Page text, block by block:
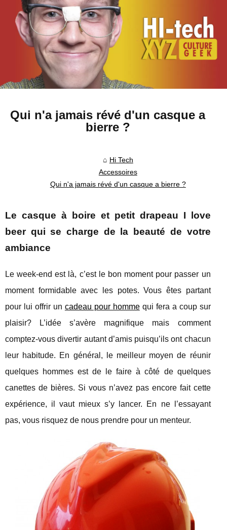
Qui n'a jamais révé d'un casque a
bierre ?
Hi Tech
Accessoires
Qui n'a jamais révé d'un casque a bierre ?
Le casque à boire et petit drapeau I love
beer qui se charge de la beauté de votre
ambiance
Le week-end est là, c’est le bon moment pour passer un
moment formidable avec les potes. Vous êtes partant
pour lui offrir un cadeau pour hommequi fera a coup sur
plaisir? L’idée s’avère magnifique mais comment
comptez-vous divertir autant d’amis puisqu’ils ont chacun
leur habitude. En général, le meilleur moyen de réunir
quelques hommes est de le faire à côté de quelques
canettes de bières. Si vous n’avez pas encore fait cette
expérience, il vaut mieux s’y lancer. En ne l’essayant
pas, vous risquez de nous prendre pour un menteur.